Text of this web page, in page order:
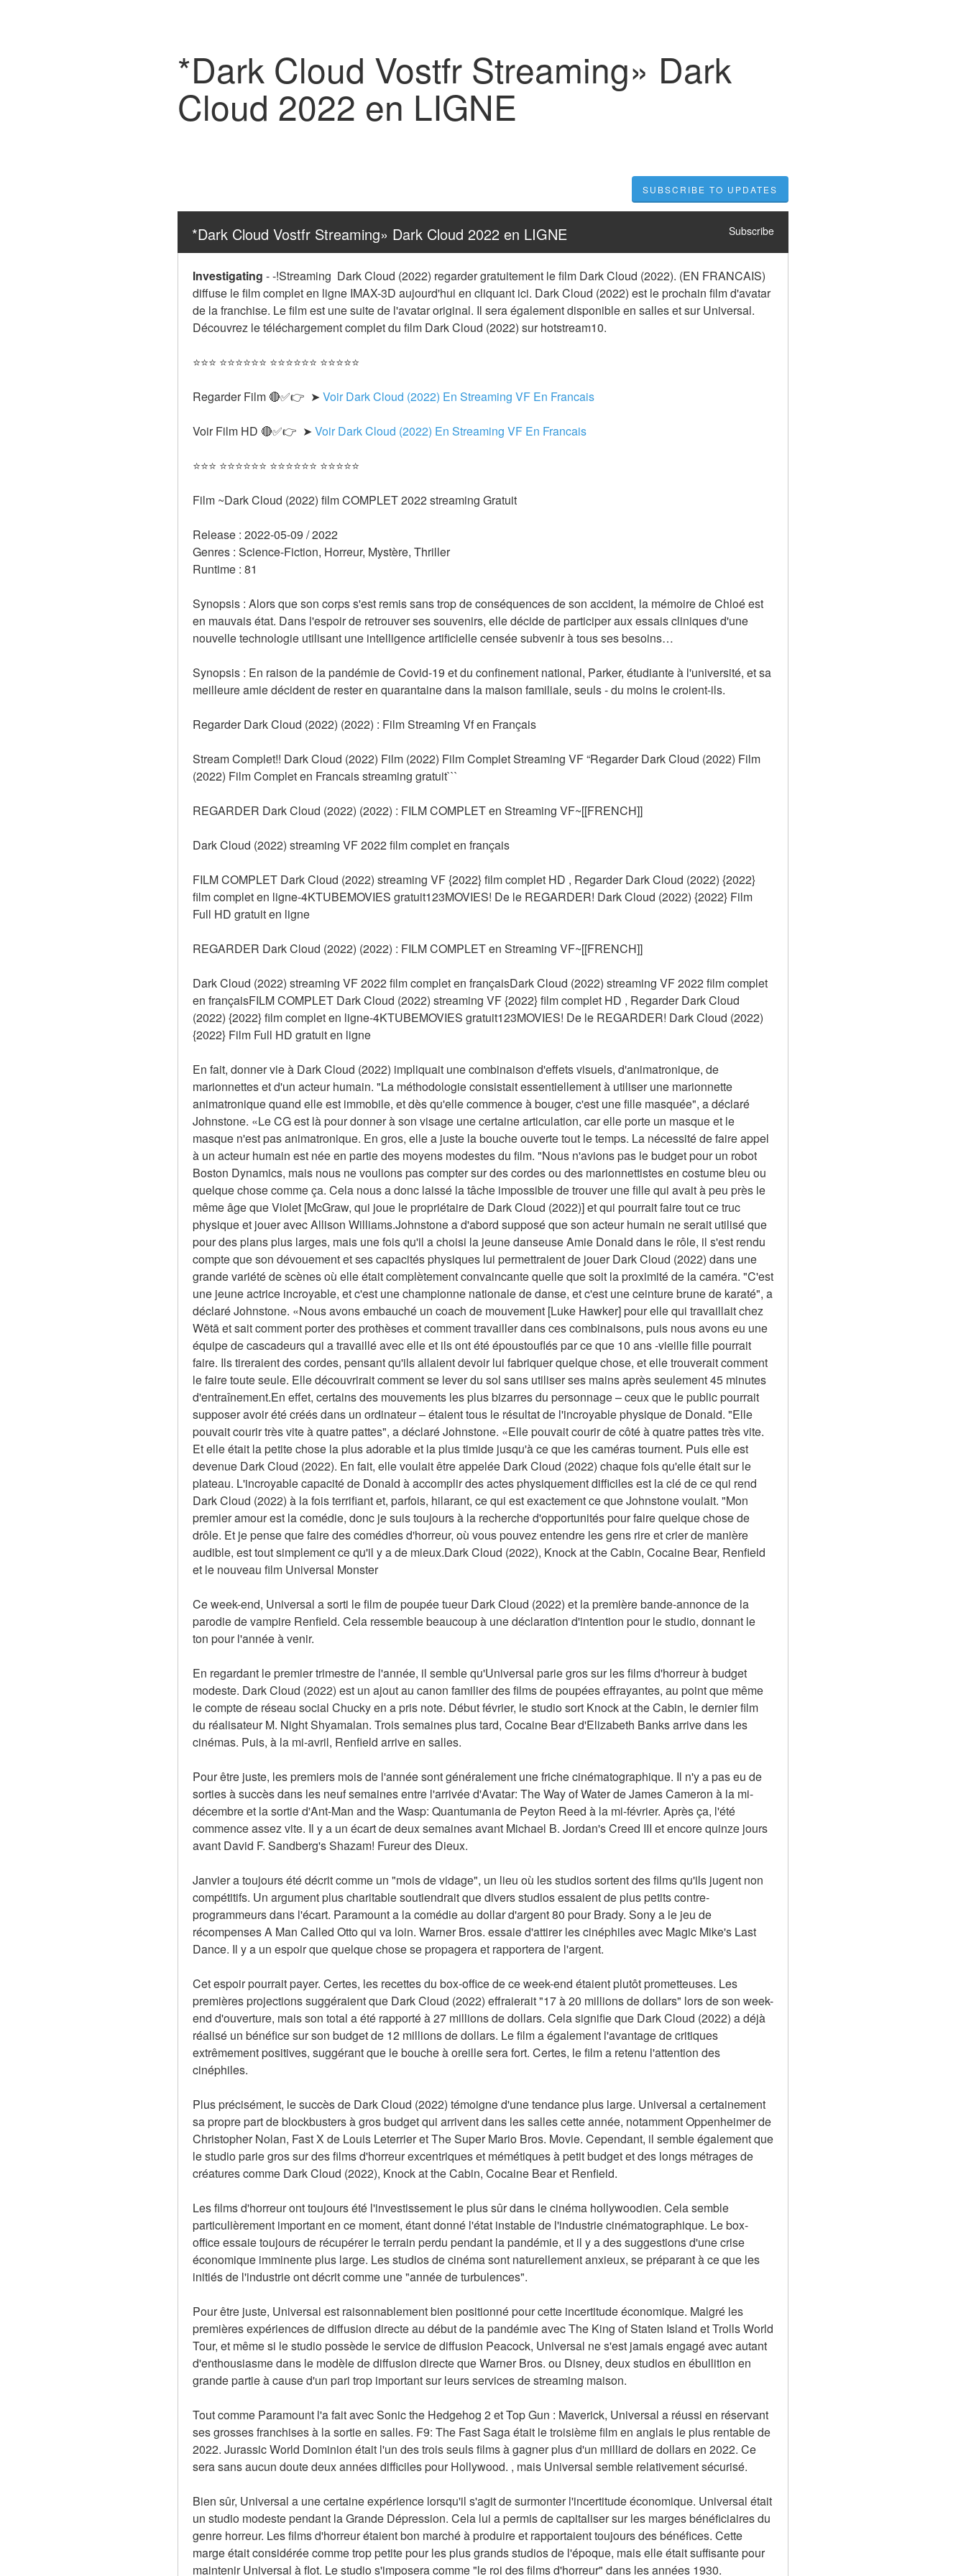
*Dark Cloud Vostfr Streaming» Dark
Cloud 2022 en LIGNE
SUBSCRIBE TO UPDATES
*Dark Cloud Vostfr Streaming» Dark Cloud 2022 en LIGNE Subscribe
Investigating --!Streaming  Dark Cloud (2022) regarder gratuitement le film Dark Cloud (2022). (EN FRANCAIS)
diffuse le film complet en ligne IMAX-3D aujourd'hui en cliquant ici. Dark Cloud (2022) est le prochain film d'avatar
de la franchise. Le film est une suite de l'avatar original. Il sera également disponible en salles et sur Universal.
Découvrez le téléchargement complet du film Dark Cloud (2022) sur hotstream10.
⭐⭐⭐ ⭐⭐⭐⭐⭐⭐ ⭐⭐⭐⭐⭐⭐ ⭐⭐⭐⭐⭐
Regarder Film 🔴✅👉  ➤ Voir Dark Cloud (2022) En Streaming VF En Francais
Voir Film HD 🔴✅👉  ➤ Voir Dark Cloud (2022) En Streaming VF En Francais
⭐⭐⭐ ⭐⭐⭐⭐⭐⭐ ⭐⭐⭐⭐⭐⭐ ⭐⭐⭐⭐⭐
Film ~Dark Cloud (2022) film COMPLET 2022 streaming Gratuit
Release : 2022-05-09 / 2022
Genres : Science-Fiction, Horreur, Mystère, Thriller
Runtime : 81
Synopsis : Alors que son corps s'est remis sans trop de conséquences de son accident, la mémoire de Chloé est
en mauvais état. Dans l'espoir de retrouver ses souvenirs, elle décide de participer aux essais cliniques d'une
nouvelle technologie utilisant une intelligence artificielle censée subvenir à tous ses besoins…
Synopsis : En raison de la pandémie de Covid-19 et du confinement national, Parker, étudiante à l'université, et sa
meilleure amie décident de rester en quarantaine dans la maison familiale, seuls - du moins le croient-ils.
Regarder Dark Cloud (2022) (2022) : Film Streaming Vf en Français
Stream Complet!! Dark Cloud (2022) Film (2022) Film Complet Streaming VF “Regarder Dark Cloud (2022) Film
(2022) Film Complet en Francais streaming gratuit```
REGARDER Dark Cloud (2022) (2022) : FILM COMPLET en Streaming VF~[[FRENCH]]
Dark Cloud (2022) streaming VF 2022 film complet en français
FILM COMPLET Dark Cloud (2022) streaming VF {2022} film complet HD , Regarder Dark Cloud (2022) {2022}
film complet en ligne-4KTUBEMOVIES gratuit123MOVIES! De le REGARDER! Dark Cloud (2022) {2022} Film
Full HD gratuit en ligne
REGARDER Dark Cloud (2022) (2022) : FILM COMPLET en Streaming VF~[[FRENCH]]
Dark Cloud (2022) streaming VF 2022 film complet en françaisDark Cloud (2022) streaming VF 2022 film complet
en françaisFILM COMPLET Dark Cloud (2022) streaming VF {2022} film complet HD , Regarder Dark Cloud
(2022) {2022} film complet en ligne-4KTUBEMOVIES gratuit123MOVIES! De le REGARDER! Dark Cloud (2022)
{2022} Film Full HD gratuit en ligne
En fait, donner vie à Dark Cloud (2022) impliquait une combinaison d'effets visuels, d'animatronique, de
marionnettes et d'un acteur humain. "La méthodologie consistait essentiellement à utiliser une marionnette
animatronique quand elle est immobile, et dès qu'elle commence à bouger, c'est une fille masquée", a déclaré
Johnstone. «Le CG est là pour donner à son visage une certaine articulation, car elle porte un masque et le
masque n'est pas animatronique. En gros, elle a juste la bouche ouverte tout le temps. La nécessité de faire appel
à un acteur humain est née en partie des moyens modestes du film. "Nous n'avions pas le budget pour un robot
Boston Dynamics, mais nous ne voulions pas compter sur des cordes ou des marionnettistes en costume bleu ou
quelque chose comme ça. Cela nous a donc laissé la tâche impossible de trouver une fille qui avait à peu près le
même âge que Violet [McGraw, qui joue le propriétaire de Dark Cloud (2022)] et qui pourrait faire tout ce truc
physique et jouer avec Allison Williams.Johnstone a d'abord supposé que son acteur humain ne serait utilisé que
pour des plans plus larges, mais une fois qu'il a choisi la jeune danseuse Amie Donald dans le rôle, il s'est rendu
compte que son dévouement et ses capacités physiques lui permettraient de jouer Dark Cloud (2022) dans une
grande variété de scènes où elle était complètement convaincante quelle que soit la proximité de la caméra. "C'est
une jeune actrice incroyable, et c'est une championne nationale de danse, et c'est une ceinture brune de karaté", a
déclaré Johnstone. «Nous avons embauché un coach de mouvement [Luke Hawker] pour elle qui travaillait chez
Wētā et sait comment porter des prothèses et comment travailler dans ces combinaisons, puis nous avons eu une
équipe de cascadeurs qui a travaillé avec elle et ils ont été époustouflés par ce que 10 ans -vieille fille pourrait
faire. Ils tireraient des cordes, pensant qu'ils allaient devoir lui fabriquer quelque chose, et elle trouverait comment
le faire toute seule. Elle découvrirait comment se lever du sol sans utiliser ses mains après seulement 45 minutes
d'entraînement.En effet, certains des mouvements les plus bizarres du personnage – ceux que le public pourrait
supposer avoir été créés dans un ordinateur – étaient tous le résultat de l'incroyable physique de Donald. "Elle
pouvait courir très vite à quatre pattes", a déclaré Johnstone. «Elle pouvait courir de côté à quatre pattes très vite.
Et elle était la petite chose la plus adorable et la plus timide jusqu'à ce que les caméras tournent. Puis elle est
devenue Dark Cloud (2022). En fait, elle voulait être appelée Dark Cloud (2022) chaque fois qu'elle était sur le
plateau. L'incroyable capacité de Donald à accomplir des actes physiquement difficiles est la clé de ce qui rend
Dark Cloud (2022) à la fois terrifiant et, parfois, hilarant, ce qui est exactement ce que Johnstone voulait. "Mon
premier amour est la comédie, donc je suis toujours à la recherche d'opportunités pour faire quelque chose de
drôle. Et je pense que faire des comédies d'horreur, où vous pouvez entendre les gens rire et crier de manière
audible, est tout simplement ce qu'il y a de mieux.Dark Cloud (2022), Knock at the Cabin, Cocaine Bear, Renfield
et le nouveau film Universal Monster
Ce week-end, Universal a sorti le film de poupée tueur Dark Cloud (2022) et la première bande-annonce de la
parodie de vampire Renfield. Cela ressemble beaucoup à une déclaration d'intention pour le studio, donnant le
ton pour l'année à venir.
En regardant le premier trimestre de l'année, il semble qu'Universal parie gros sur les films d'horreur à budget
modeste. Dark Cloud (2022) est un ajout au canon familier des films de poupées effrayantes, au point que même
le compte de réseau social Chucky en a pris note. Début février, le studio sort Knock at the Cabin, le dernier film
du réalisateur M. Night Shyamalan. Trois semaines plus tard, Cocaine Bear d'Elizabeth Banks arrive dans les
cinémas. Puis, à la mi-avril, Renfield arrive en salles.
Pour être juste, les premiers mois de l'année sont généralement une friche cinématographique. Il n'y a pas eu de
sorties à succès dans les neuf semaines entre l'arrivée d'Avatar: The Way of Water de James Cameron à la mi-
décembre et la sortie d'Ant-Man and the Wasp: Quantumania de Peyton Reed à la mi-février. Après ça, l'été
commence assez vite. Il y a un écart de deux semaines avant Michael B. Jordan's Creed III et encore quinze jours
avant David F. Sandberg's Shazam! Fureur des Dieux.
Janvier a toujours été décrit comme un "mois de vidage", un lieu où les studios sortent des films qu'ils jugent non
compétitifs. Un argument plus charitable soutiendrait que divers studios essaient de plus petits contre-
programmeurs dans l'écart. Paramount a la comédie au dollar d'argent 80 pour Brady. Sony a le jeu de
récompenses A Man Called Otto qui va loin. Warner Bros. essaie d'attirer les cinéphiles avec Magic Mike's Last
Dance. Il y a un espoir que quelque chose se propagera et rapportera de l'argent.
Cet espoir pourrait payer. Certes, les recettes du box-office de ce week-end étaient plutôt prometteuses. Les
premières projections suggéraient que Dark Cloud (2022) effraierait "17 à 20 millions de dollars" lors de son week-
end d'ouverture, mais son total a été rapporté à 27 millions de dollars. Cela signifie que Dark Cloud (2022) a déjà
réalisé un bénéfice sur son budget de 12 millions de dollars. Le film a également l'avantage de critiques
extrêmement positives, suggérant que le bouche à oreille sera fort. Certes, le film a retenu l'attention des
cinéphiles.
Plus précisément, le succès de Dark Cloud (2022) témoigne d'une tendance plus large. Universal a certainement
sa propre part de blockbusters à gros budget qui arrivent dans les salles cette année, notamment Oppenheimer de
Christopher Nolan, Fast X de Louis Leterrier et The Super Mario Bros. Movie. Cependant, il semble également que
le studio parie gros sur des films d'horreur excentriques et mémétiques à petit budget et des longs métrages de
créatures comme Dark Cloud (2022), Knock at the Cabin, Cocaine Bear et Renfield.
Les films d'horreur ont toujours été l'investissement le plus sûr dans le cinéma hollywoodien. Cela semble
particulièrement important en ce moment, étant donné l'état instable de l'industrie cinématographique. Le box-
office essaie toujours de récupérer le terrain perdu pendant la pandémie, et il y a des suggestions d'une crise
économique imminente plus large. Les studios de cinéma sont naturellement anxieux, se préparant à ce que les
initiés de l'industrie ont décrit comme une "année de turbulences".
Pour être juste, Universal est raisonnablement bien positionné pour cette incertitude économique. Malgré les
premières expériences de diffusion directe au début de la pandémie avec The King of Staten Island et Trolls World
Tour, et même si le studio possède le service de diffusion Peacock, Universal ne s'est jamais engagé avec autant
d'enthousiasme dans le modèle de diffusion directe que Warner Bros. ou Disney, deux studios en ébullition en
grande partie à cause d'un pari trop important sur leurs services de streaming maison.
Tout comme Paramount l'a fait avec Sonic the Hedgehog 2 et Top Gun : Maverick, Universal a réussi en réservant
ses grosses franchises à la sortie en salles. F9: The Fast Saga était le troisième film en anglais le plus rentable de
2022. Jurassic World Dominion était l'un des trois seuls films à gagner plus d'un milliard de dollars en 2022. Ce
sera sans aucun doute deux années difficiles pour Hollywood. , mais Universal semble relativement sécurisé.
Bien sûr, Universal a une certaine expérience lorsqu'il s'agit de surmonter l'incertitude économique. Universal était
un studio modeste pendant la Grande Dépression. Cela lui a permis de capitaliser sur les marges bénéficiaires du
genre horreur. Les films d'horreur étaient bon marché à produire et rapportaient toujours des bénéfices. Cette
marge était considérée comme trop petite pour les plus grands studios de l'époque, mais elle était suffisante pour
maintenir Universal à flot. Le studio s'imposera comme "le roi des films d'horreur" dans les années 1930.